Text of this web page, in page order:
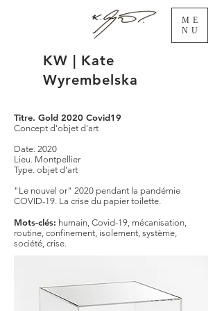
ME
NU
KW | Kate
Wyrembelska
Titre. Gold 2020 Covid19
Concept d'objet d'art
Date. 2020
Lieu. Montpellier
Type. objet d'art
"Le nouvel or" 2020 pendant la pandémie
COVID-19. La crise du papier toilette.
Mots-clés: humain, Covid-19, mécanisation,
routine, confinement, isolement, système,
société, crise.